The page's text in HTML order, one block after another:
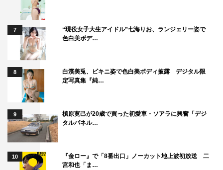
7
“現役女子大生アイドル”七海りお、ランジェリー姿で
色白美ボデ…
8
白濱美兎、ビキニ姿で色白美ボディ披露 デジタル限
定写真集『純…
9
槙原寛己が20歳で買った初愛車・ソアラに興奮「デジ
タルパネル…
10
『金ロー』で「8番出口」ノーカット地上波初放送 二
宮和也「ま…